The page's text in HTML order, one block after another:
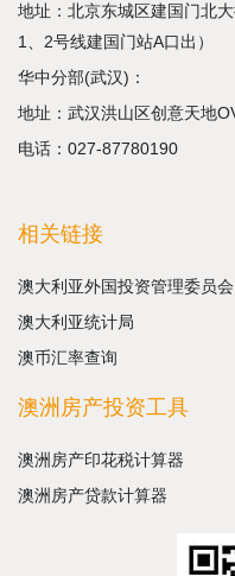
地址：北京东城区建国门北
1、2号线建国门站A口出）
华中分部(武汉)：
地址：武汉洪山区创意天地
电话：027-87780190
相关链接
澳大利亚外国投资管理委员会
澳大利亚统计局
澳币汇率查询
澳洲房产投资工具
澳洲房产印花税计算器
澳洲房产贷款计算器